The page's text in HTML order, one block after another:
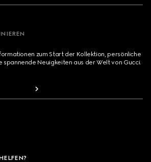
zum Start der Kollektion, persönliche
spannende Neuigkeiten aus der Welt von Gucci.